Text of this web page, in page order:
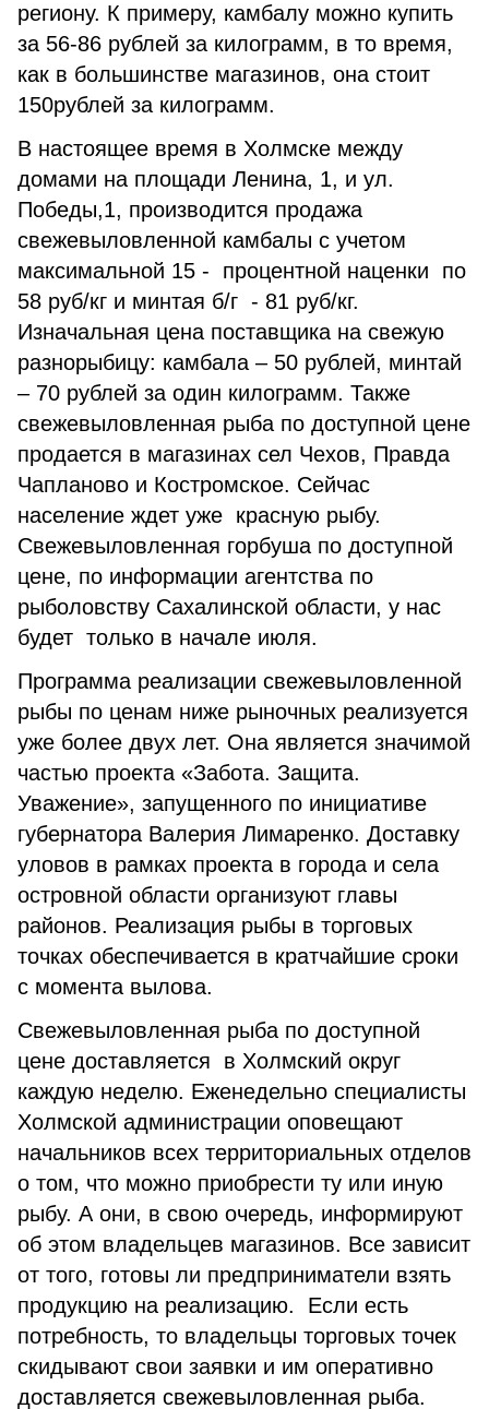
региону. К примеру, камбалу можно купить
за 56-86 рублей за килограмм, в то время,
как в большинстве магазинов, она стоит
150рублей за килограмм.
В настоящее время в Холмске между
домами на площади Ленина, 1, и ул.
Победы,1, производится продажа
свежевыловленной камбалы с учетом
максимальной 15 - процентной наценки по
58 руб/кг и минтая б/г - 81 руб/кг.
Изначальная цена поставщика на свежую
разнорыбицу: камбала – 50 рублей, минтай
– 70 рублей за один килограмм. Также
свежевыловленная рыба по доступной цене
продается в магазинах сел Чехов, Правда
Чапланово и Костромское. Сейчас
население ждет уже красную рыбу.
Свежевыловленная горбуша по доступной
цене, по информации агентства по
рыболовству Сахалинской области, у нас
будет только в начале июля.
Программа реализации свежевыловленной
рыбы по ценам ниже рыночных реализуется
уже более двух лет. Она является значимой
частью проекта «Забота. Защита.
Уважение», запущенного по инициативе
губернатора Валерия Лимаренко. Доставку
уловов в рамках проекта в города и села
островной области организуют главы
районов. Реализация рыбы в торговых
точках обеспечивается в кратчайшие сроки
с момента вылова.
Свежевыловленная рыба по доступной
цене доставляется в Холмский округ
каждую неделю. Еженедельно специалисты
Холмской администрации оповещают
начальников всех территориальных отделов
о том, что можно приобрести ту или иную
рыбу. А они, в свою очередь, информируют
об этом владельцев магазинов. Все зависит
от того, готовы ли предприниматели взять
продукцию на реализацию. Если есть
потребность, то владельцы торговых точек
скидывают свои заявки и им оперативно
доставляется свежевыловленная рыба.